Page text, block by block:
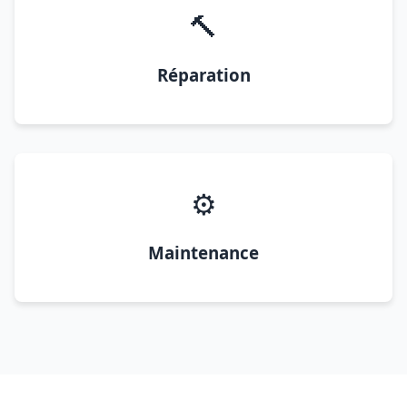
🔨
Réparation
⚙️
Maintenance